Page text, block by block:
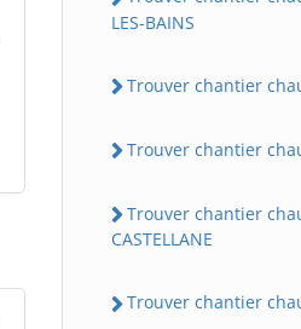
LES-BAINS
Trouver chantier
Trouver chantier
Trouver chantier
CASTELLANE
Trouver chantier